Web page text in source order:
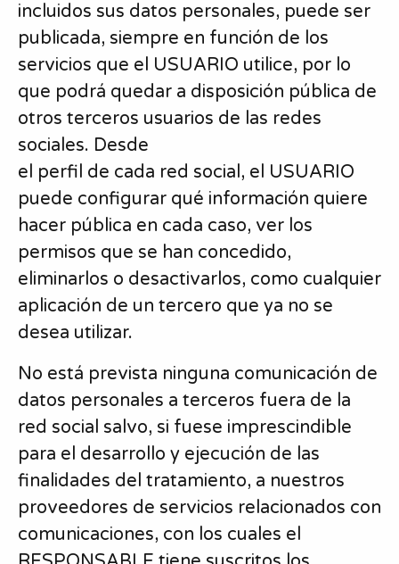
incluidos sus datos personales, puede ser
publicada, siempre en función de los
servicios que el USUARIO utilice, por lo
que podrá quedar a disposición pública de
otros terceros usuarios de las redes
sociales. Desde
el perfil de cada red social, el USUARIO
puede configurar qué información quiere
hacer pública en cada caso, ver los
permisos que se han concedido,
eliminarlos o desactivarlos, como cualquier
aplicación de un tercero que ya no se
desea utilizar.
No está prevista ninguna comunicación de
datos personales a terceros fuera de la
red social salvo, si fuese imprescindible
para el desarrollo y ejecución de las
finalidades del tratamiento, a nuestros
proveedores de servicios relacionados con
comunicaciones, con los cuales el